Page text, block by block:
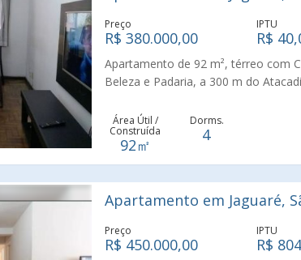
Preço
R$ 380.000,00
IPTU
R$
Apartamento de 92 m², térreo com
Beleza e Padaria, a 300 m do
Marginais Pinheiros e Tiete eRodovia
Área Útil /
Construída
92㎡
Dorms.
4
Apartamento em Jaguaré,
Preço
R$ 450.000,00
IPTU
R$